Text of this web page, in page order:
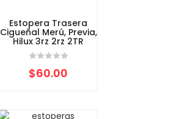
Estopera Trasera
Cigueñal Merú, Previa,
Hilux 3rz 2rz 2TR
$60.00